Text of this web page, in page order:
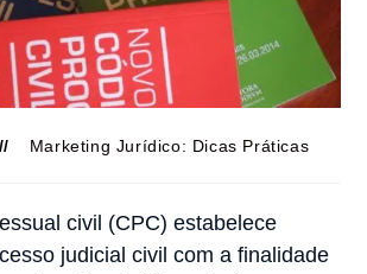
Marketing Jurídico: Dicas Práticas
civil (CPC) estabelece
judicial civil com a finalidade